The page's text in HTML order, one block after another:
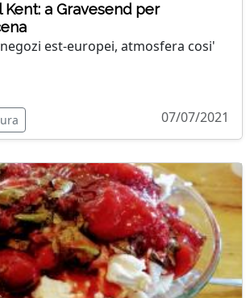
a Gravesend per
est-europei, atmosfera cosi'
07/07/2021